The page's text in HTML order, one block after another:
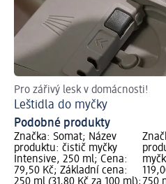
Pro zářivý lesk v domácnosti!
Leštidla do myčky
Podobné produkty
Značka: Somat; Název
produktu: čistič myčky
Intensive, 250 ml; Cena:
79,50 Kč; Základní cena: